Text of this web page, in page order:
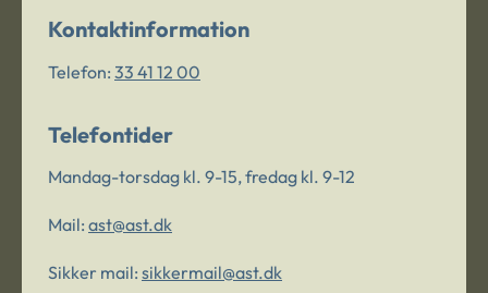
Kontaktinformation
Telefon: 33 41 12 00
Telefontider
Mandag-torsdag kl. 9-15, fredag kl. 9-12
Mail: ast@ast.dk
Sikker mail: sikkermail@ast.dk